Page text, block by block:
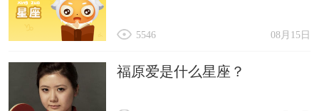
08月15日
5546
福原爱是什么星座？